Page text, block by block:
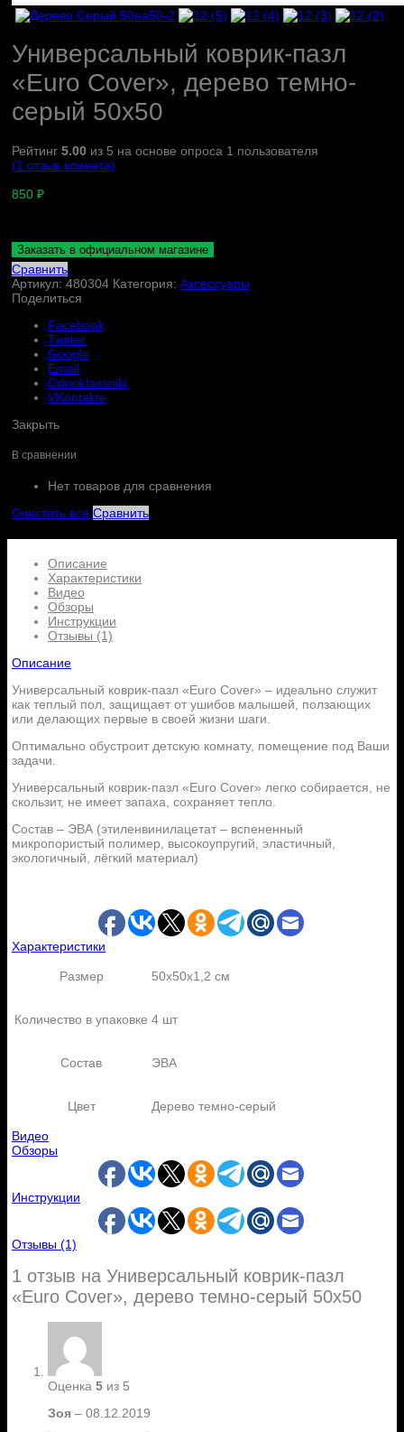
Универсальный коврик-пазл
«Euro Cover», дерево темно-
серый 50х50
Рейтинг 5.00 из 5 на основе опроса 1 пользователя
(1 отзыв клиента)
850 ₽
Заказать в официальном магазине
Сравнить
Артикул: 480304 Категория: Аксессуары
Поделиться
Facebook
Twitter
Google
Email
Odnoklassniki
VKontakte
Закрыть
В сравнении
Нет товаров для сравнения
Очистить всё Сравнить
Описание
Характеристики
Видео
Обзоры
Инструкции
Отзывы (1)
Описание
Универсальный коврик-пазл «Euro Cover» – идеально служит
как теплый пол, защищает от ушибов малышей, ползающих
или делающих первые в своей жизни шаги.
Оптимально обустроит детскую комнату, помещение под Ваши
задачи.
Универсальный коврик-пазл «Euro Cover» легко собирается, не
скользит, не имеет запаха, сохраняет тепло.
Состав – ЭВА (этиленвинилацетат – вспененный
микропористый полимер, высокоупругий, эластичный,
экологичный, лёгкий материал)
Характеристики
Размер 50х50х1,2 см
Количество в упаковке 4 шт
Состав ЭВА
Цвет Дерево темно-серый
Видео
Обзоры
Инструкции
Отзывы (1)
1 отзыв на Универсальный коврик-пазл
«Euro Cover», дерево темно-серый 50х50
Оценка 5 из 5
Зоя – 08.12.2019